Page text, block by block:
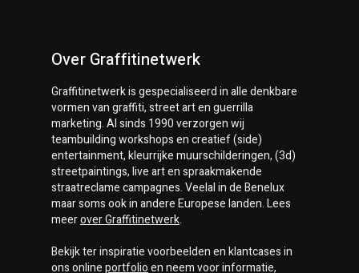
Over Graffitinetwerk
Graffitinetwerkis gespecialiseerd in alle denkbare
vormen van graffiti, street art en guerrilla
marketing. Al sinds 1990 verzorgen wij
teambuilding workshops en creatief (side)
entertainment, kleurrijke muurschilderingen, (3d)
streetpaintings, live art en spraakmakende
straatreclame campagnes. Veelal in de Benelux
maar soms ook in andere Europese landen. Lees
meeroverGraffitinetwerk.
Bekijk ter inspiratie voorbeelden en klantcases in
ons onlineportfolioen neem voor informatie,